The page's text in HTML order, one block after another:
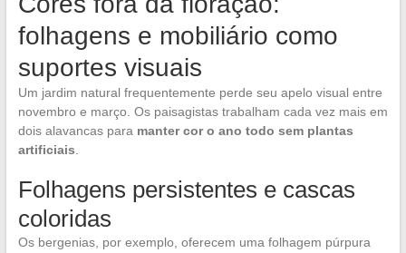
folhagens e mobiliário como
suportes visuais
Um jardim natural frequentemente perde seu apelo visual entre
novembro e março. Os paisagistas trabalham cada vez mais em
dois alavancas para manter cor o ano todo sem plantas
artificiais.
Folhagens persistentes e cascas
coloridas
Os bergenias, por exemplo, oferecem uma folhagem púrpura